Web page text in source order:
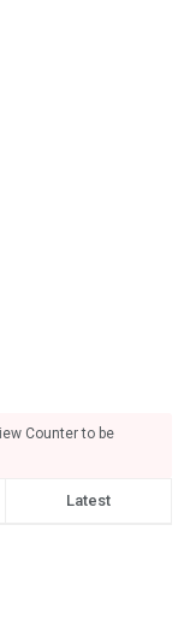
Counter to be
Latest